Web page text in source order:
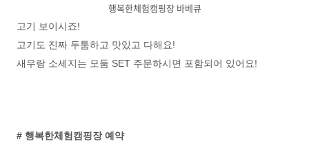
행복한체험캠핑장 바베큐
고기 보이시죠!
고기도 진짜 두툼하고 맛있고 다해요!
새우랑 소세지는 모둠 SET 주문하시면 포함되어 있어요!
# 행복한체험캠핑장 예약